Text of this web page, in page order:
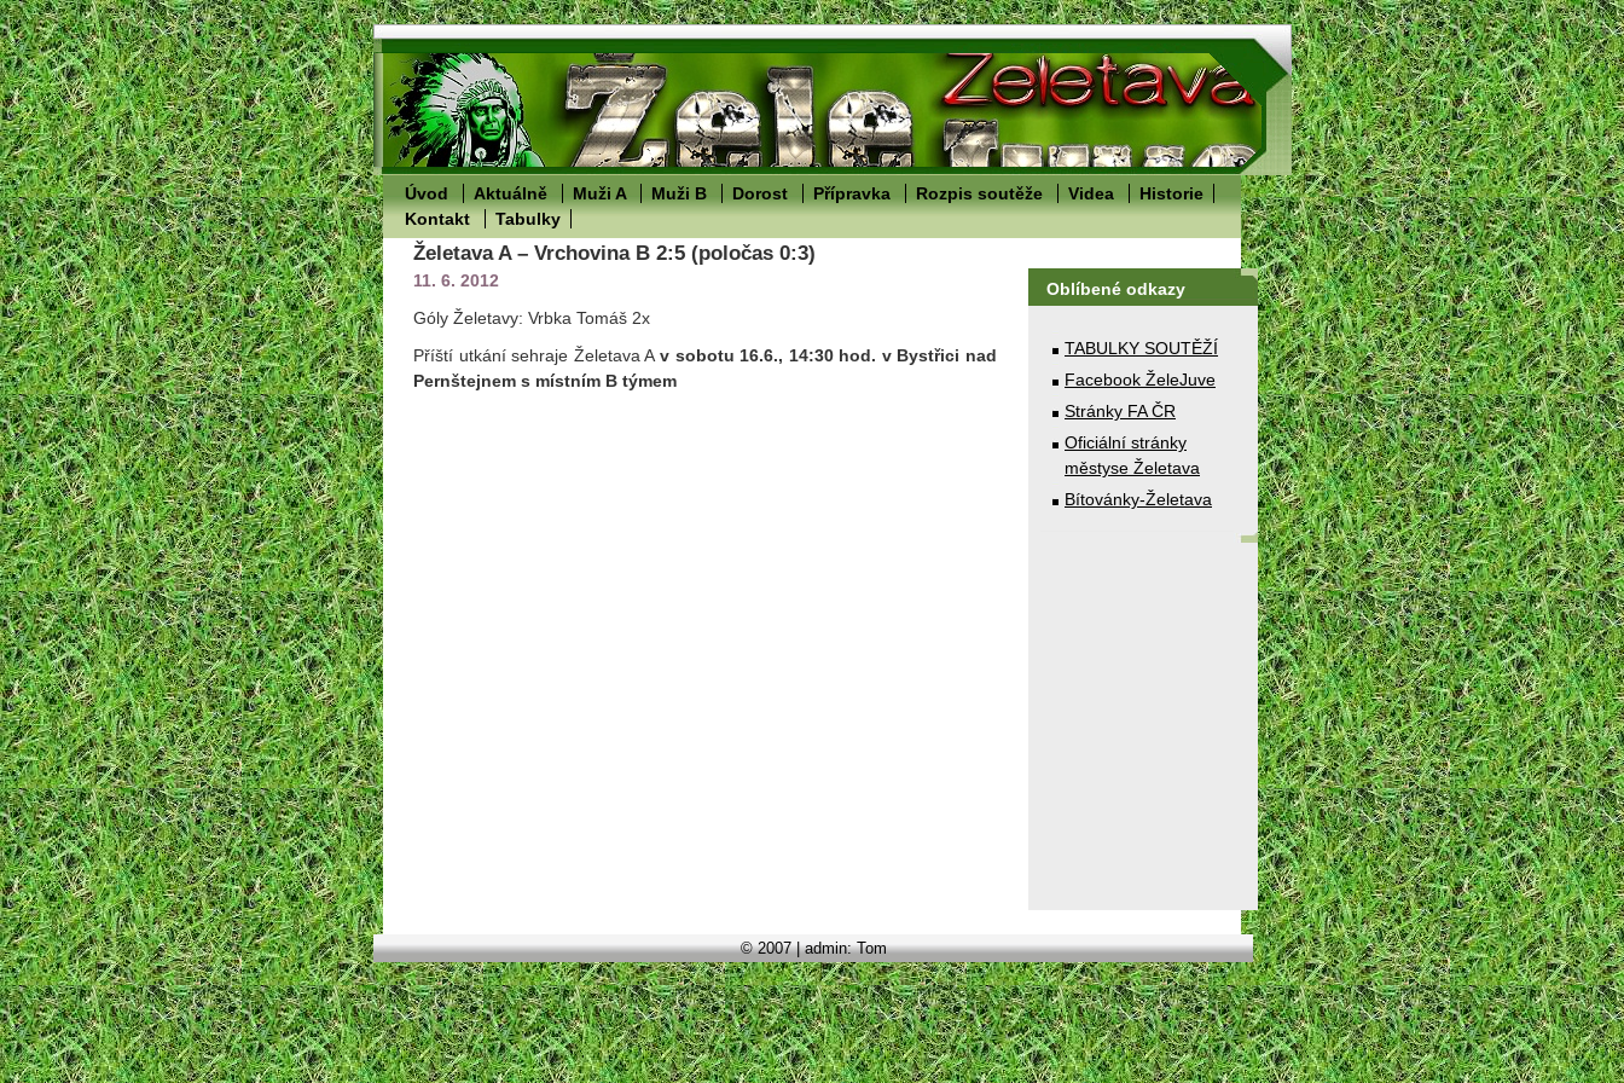
Úvod Aktuálně Muži A Muži B Dorost Přípravka Rozpis soutěže Videa
Historie
Kontakt
Tabulky
Oblíbené odkazy
TABULKY SOUTĚŽÍ
Facebook ŽeleJuve
Stránky FA ČR
Oficiální stránky
městyse Želetava
Bítovánky-Želetava
Želetava A – Vrchovina B 2:5 (poločas 0:3)
11. 6. 2012
Góly Želetavy: Vrbka Tomáš 2x
Příští utkání sehraje Želetava A v sobotu 16.6., 14:30 hod. v Bystřici nad
Pernštejnem s místním B týmem
© 2007 | admin: Tom